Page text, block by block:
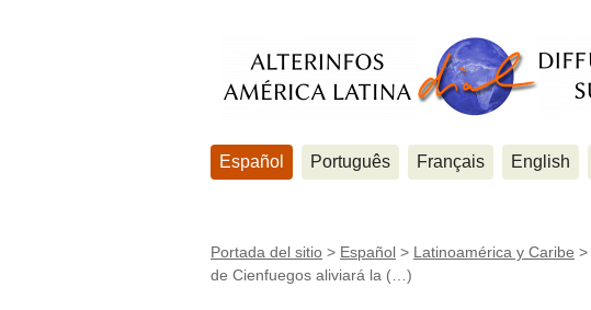
Español Português Français English
Portada del sitio > Español > Latinoamérica y Caribe >
de Cienfuegos aliviará la (…)